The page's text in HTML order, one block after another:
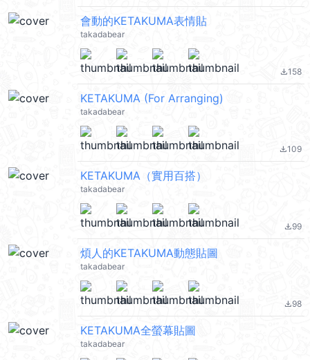
會動的KETAKUMA表情貼
takadabear
file_download158
KETAKUMA (For Arranging)
takadabear
file_download109
KETAKUMA（實用百搭）
takadabear
file_download99
煩人的KETAKUMA動態貼圖
takadabear
file_download98
KETAKUMA全螢幕貼圖
takadabear